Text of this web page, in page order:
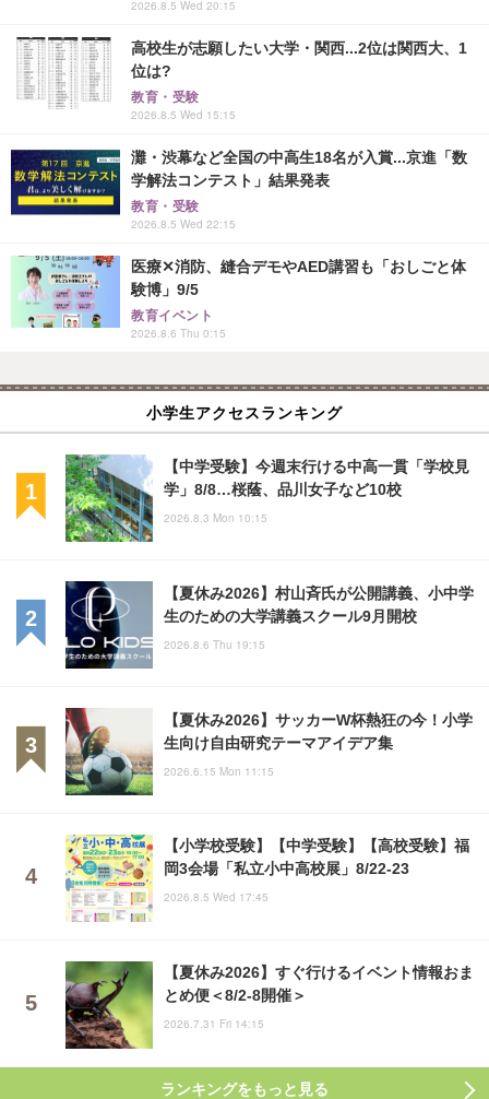
2026.8.5 Wed 20:15
高校生が志願したい大学・関西...2位は関西大、1
位は?
教育・受験
2026.8.5 Wed 15:15
灘・渋幕など全国の中高生18名が入賞...京進「数
学解法コンテスト」結果発表
教育・受験
2026.8.5 Wed 22:15
医療✕消防、縫合デモやAED講習も「おしごと体
験博」9/5
教育イベント
2026.8.6 Thu 0:15
小学生アクセスランキング
【中学受験】今週末行ける中高一貫「学校見
学」8/8…桜蔭、品川女子など10校
2026.8.3 Mon 10:15
【夏休み2026】村山斉氏が公開講義、小中学
生のための大学講義スクール9月開校
2026.8.6 Thu 19:15
【夏休み2026】サッカーW杯熱狂の今！小学
生向け自由研究テーマアイデア集
2026.6.15 Mon 11:15
【小学校受験】【中学受験】【高校受験】福
岡3会場「私立小中高校展」8/22-23
2026.8.5 Wed 17:45
【夏休み2026】すぐ行けるイベント情報おま
とめ便＜8/2-8開催＞
2026.7.31 Fri 14:15
ランキングをもっと見る